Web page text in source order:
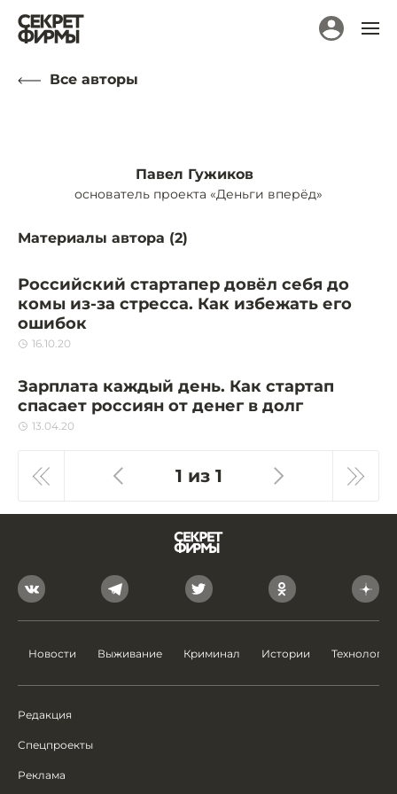
Все авторы
Павел Гужиков
основатель проекта «Деньги вперёд»
Материалы автора (2)
Российский стартапер довёл себя до
комы из-за стресса. Как избежать его
ошибок
16.10.20
Зарплата каждый день. Как стартап
спасает россиян от денег в долг
13.04.20
1 из 1
Новости Выживание Криминал Истории Технологии
Редакция
Спецпроекты
Реклама